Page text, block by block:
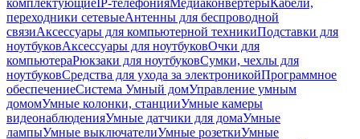
комплектующиеIP-телефонияМедиаконвертерыКабели,
переходники сетевыеАнтенны для беспроводной
связиАксессуары для компьютерной техникиПодставки для
ноутбуковАксессуары для ноутбуковОчки для
компьютераРюкзаки для ноутбуковСумки, чехлы для
ноутбуковСредства для ухода за электроникойПрограммное
обеспечениеСистема Умный домУправление умным
домомУмные колонки, станцииУмные камеры
видеонаблюденияУмные датчики для домаУмные
лампыУмные выключателиУмные розеткиУмные